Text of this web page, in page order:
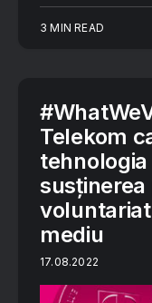
3 MIN READ
Telekom
mediu
17.08.2022